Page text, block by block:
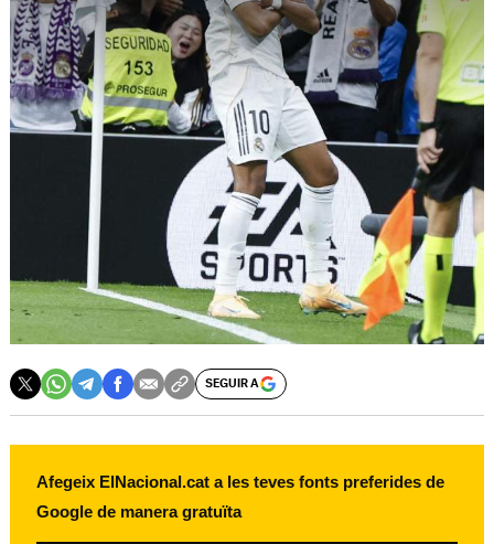
SEGUIR A
Afegeix ElNacional.cat a les teves fonts preferides de
Google de manera gratuïta